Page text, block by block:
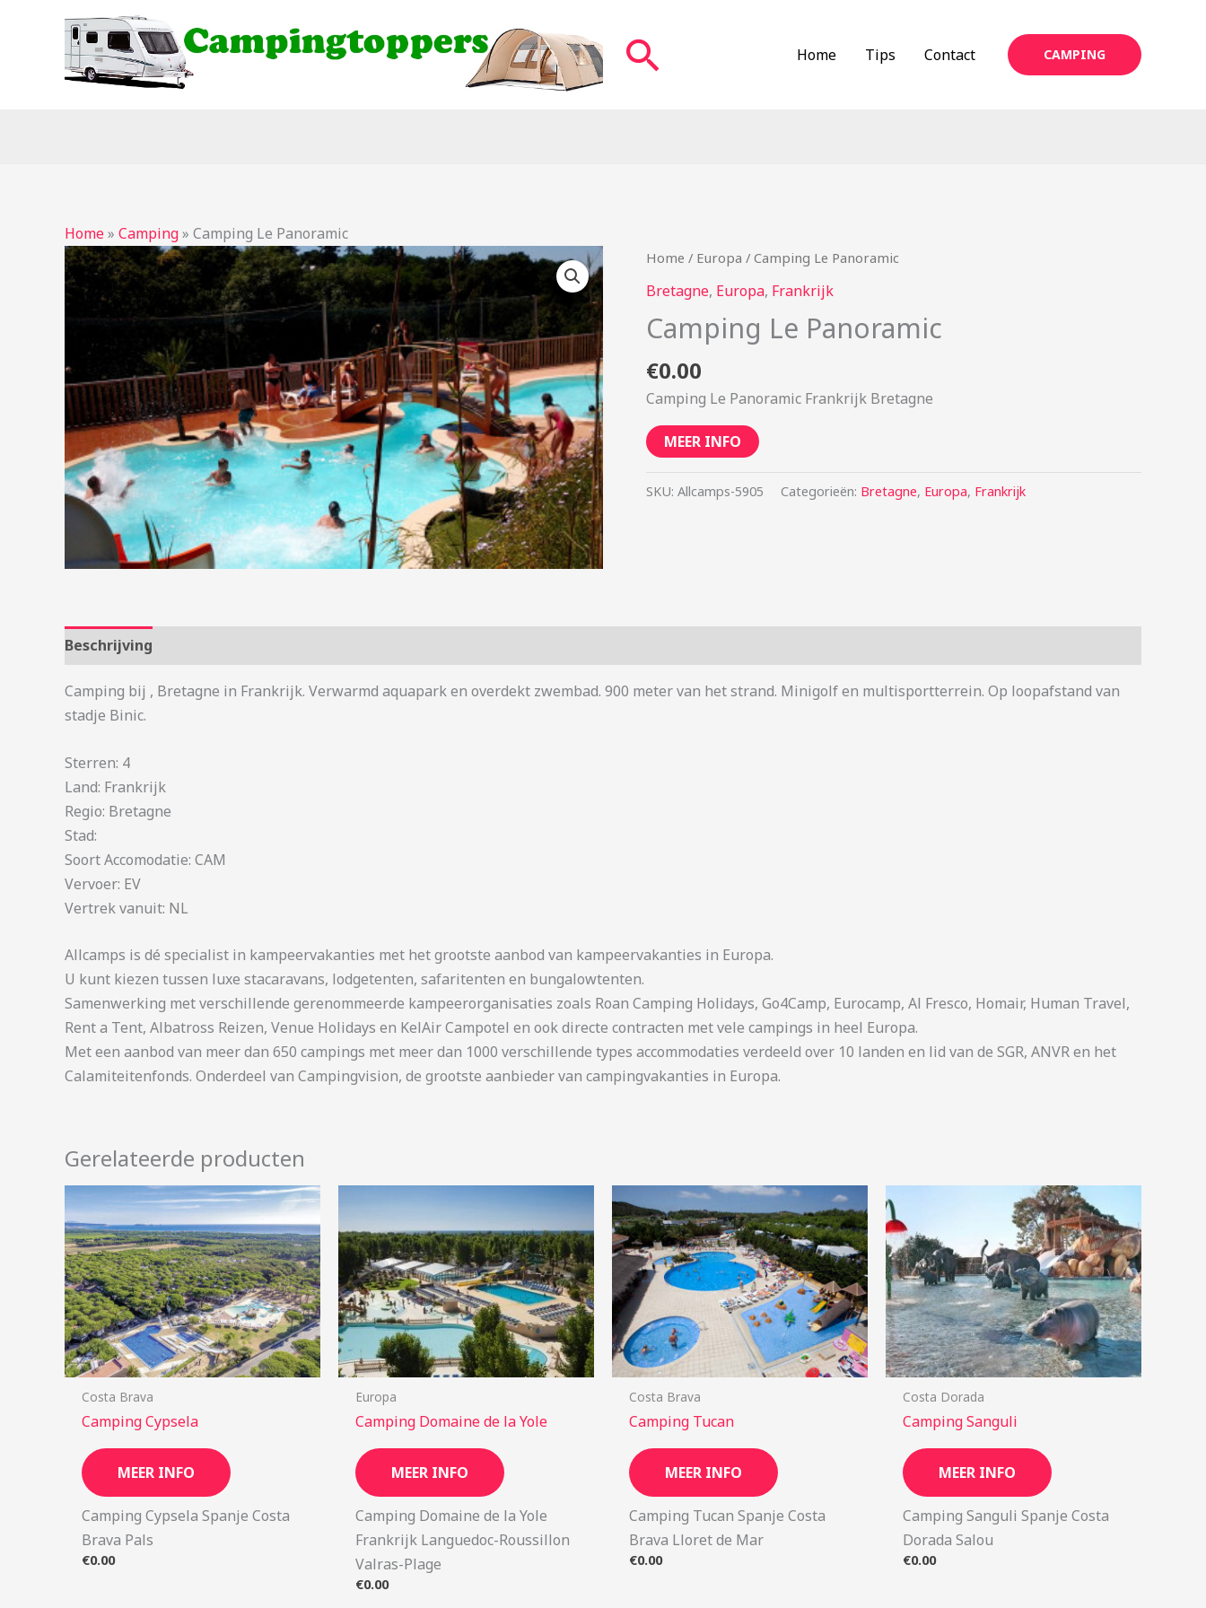
Zoeken Home Tips Contact CAMPING
Home» Camping» Camping Le Panoramic
Home / Europa / Camping Le Panoramic
Bretagne, Europa, Frankrijk
Camping Le Panoramic
€0.00
Camping Le Panoramic Frankrijk Bretagne
MEER INFO
SKU: Allcamps-5905 Categorieën: Bretagne, Europa, Frankrijk
Beschrijving
Camping bij , Bretagne in Frankrijk. Verwarmd aquapark en overdekt zwembad. 900 meter van het strand. Minigolf en multisportterrein. Op loopafstand van
stadje Binic.
Sterren: 4
Land: Frankrijk
Regio: Bretagne
Stad:
Soort Accomodatie: CAM
Vervoer: EV
Vertrek vanuit: NL
Allcamps is dé specialist in kampeervakanties met het grootste aanbod van kampeervakanties in Europa.
U kunt kiezen tussen luxe stacaravans, lodgetenten, safaritenten en bungalowtenten.
Samenwerking met verschillende gerenommeerde kampeerorganisaties zoals Roan Camping Holidays, Go4Camp, Eurocamp, Al Fresco, Homair, Human Travel,
Rent a Tent, Albatross Reizen, Venue Holidays en KelAir Campotel en ook directe contracten met vele campings in heel Europa.
Met een aanbod van meer dan 650 campings met meer dan 1000 verschillende types accommodaties verdeeld over 10 landen en lid van de SGR, ANVR en het
Calamiteitenfonds. Onderdeel van Campingvision, de grootste aanbieder van campingvakanties in Europa.
Gerelateerde producten
Costa Brava
Camping Cypsela
MEER INFO
Camping Cypsela Spanje Costa
Brava Pals
€0.00
Europa
Camping Domaine de la Yole
MEER INFO
Camping Domaine de la Yole
Frankrijk Languedoc-Roussillon
Valras-Plage
€0.00
Costa Brava
Camping Tucan
MEER INFO
Camping Tucan Spanje Costa
Brava Lloret de Mar
€0.00
Costa Dorada
Camping Sanguli
MEER INFO
Camping Sanguli Spanje Costa
Dorada Salou
€0.00